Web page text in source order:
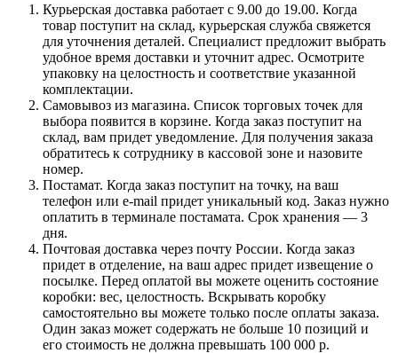
Курьерская доставка работает с 9.00 до 19.00. Когда
товар поступит на склад, курьерская служба свяжется
для уточнения деталей. Специалист предложит выбрать
удобное время доставки и уточнит адрес. Осмотрите
упаковку на целостность и соответствие указанной
комплектации.
Самовывоз из магазина. Список торговых точек для
выбора появится в корзине. Когда заказ поступит на
склад, вам придет уведомление. Для получения заказа
обратитесь к сотруднику в кассовой зоне и назовите
номер.
Постамат. Когда заказ поступит на точку, на ваш
телефон или e-mail придет уникальный код. Заказ нужно
оплатить в терминале постамата. Срок хранения — 3
дня.
Почтовая доставка через почту России. Когда заказ
придет в отделение, на ваш адрес придет извещение о
посылке. Перед оплатой вы можете оценить состояние
коробки: вес, целостность. Вскрывать коробку
самостоятельно вы можете только после оплаты заказа.
Один заказ может содержать не больше 10 позиций и
его стоимость не должна превышать 100 000 р.